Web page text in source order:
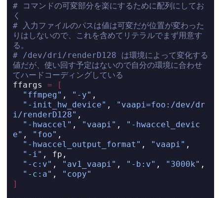
# コマンドの可変部分を楽にするために配列にしてお
く
# 入力ファイルのパスは値は可変だが位置が変わった
りはしないので、これを含めてリテラルでまず用意す
る。
# /dev/dri/renderD128 は環境によって変化する
値だが、使い回す予定はないので自分の環境に合わせ
てハードコーディングしている
ffargs =
[
"ffmpeg" , "-y" ,
"-init_hw_device" ,
"vaapi=foo:/dev/dr
i/renderD128" ,
"-hwaccel" , "vaapi" ,
"-hwaccel_devic
e" , "foo" ,
"-hwaccel_output_format" , "vaapi" ,
"-i" , fp,
"-c:v" , "av1_vaapi" , "-b:v" , "3000k" ,
"-c:a" ,
"copy"
]